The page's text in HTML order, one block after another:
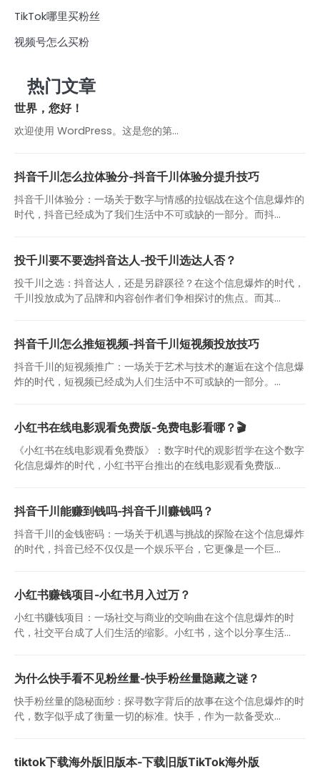
TikTok哪里买粉丝
视频号怎么买粉
热门文章
世界，您好！
欢迎使用 WordPress。这是您的第…
抖音千川怎么拉体验分-抖音千川体验分提升技巧
抖音千川体验分：一场关于数字与情感的拉锯战在这个信息爆炸的
时代，抖音已经成为了我们生活中不可或缺的一部分。而抖...
投千川要不要选抖音达人-投千川选达人否？
投千川之选：抖音达人，还是另辟蹊径？在这个信息爆炸的时代，
千川投放成为了品牌和内容创作者们争相探讨的焦点。而其...
抖音千川怎么推短视频-抖音千川短视频投放技巧
抖音千川的短视频推广：一场关于艺术与技术的邂逅在这个信息爆
炸的时代，短视频已经成为人们生活中不可或缺的一部分。...
小红书在线电影观看免费版-免费电影看哪？🎬
《小红书在线电影观看免费版》：数字时代的观影哲学在这个数字
化信息爆炸的时代，小红书平台推出的在线电影观看免费版...
抖音千川能赚到钱吗-抖音千川赚钱吗？
抖音千川的金钱密码：一场关于机遇与挑战的探险在这个信息爆炸
的时代，抖音已经不仅仅是一个娱乐平台，它更像是一个巨...
小红书赚钱项目-小红书月入过万？
小红书赚钱项目：一场社交与商业的交响曲在这个信息爆炸的时
代，社交平台成了人们生活的缩影。小红书，这个以分享生活...
为什么快手看不见粉丝量-快手粉丝量隐藏之谜？
快手粉丝量的隐秘面纱：探寻数字背后的故事在这个信息爆炸的时
代，数字似乎成了衡量一切的标准。快手，作为一款备受欢...
tiktok下载海外版旧版本-下载旧版TikTok海外版